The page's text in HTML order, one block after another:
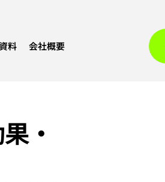
料 会社概要
・